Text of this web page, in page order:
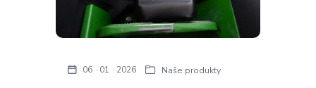
06 01 2026 Naše produkty